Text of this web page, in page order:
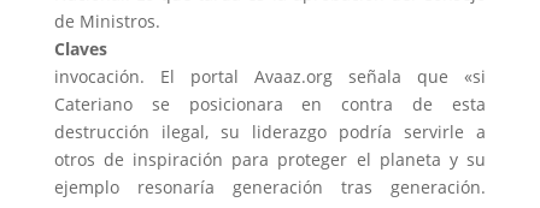
de Ministros.
Claves
invocación. El portal Avaaz.org señala que «si
Cateriano se posicionara en contra de esta
destrucción ilegal, su liderazgo podría servirle a
otros de inspiración para proteger el planeta y su
ejemplo resonaría generación tras generación.